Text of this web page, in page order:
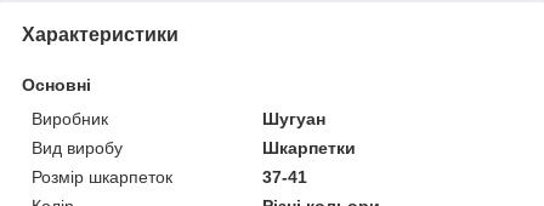
Характеристики
Основні
Виробник
Шугуан
Вид виробу
Шкарпетки
Розмір шкарпеток
37-41